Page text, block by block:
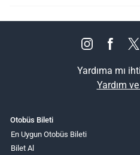
Yardıma mı
Yardım
Otobüs Bileti
En Uygun Otobüs Bileti
Bilet Al